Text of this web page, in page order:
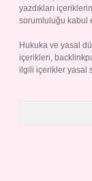
yazdıkları
sorumluluğu kabul
Hukuka ve yasal
içerikleri,
ilgili içerikler yasal